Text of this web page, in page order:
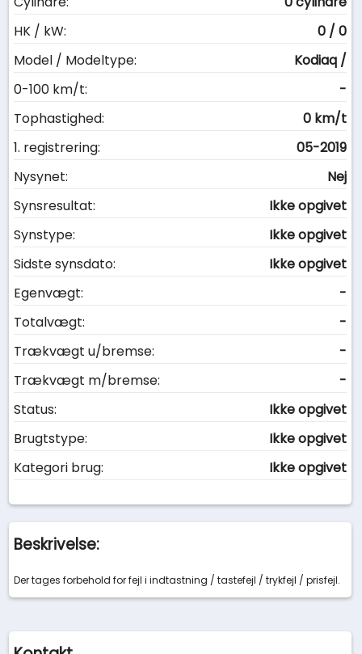
HK / kW:
0 / 0
Model / Modeltype:
Kodiaq /
0-100 km/t:
-
Tophastighed:
0 km/t
1. registrering:
05-2019
Nysynet:
Nej
Synsresultat:
Ikke opgivet
Synstype:
Ikke opgivet
Sidste synsdato:
Ikke opgivet
Egenvægt:
-
Totalvægt:
-
Trækvægt u/bremse:
-
Trækvægt m/bremse:
-
Status:
Ikke opgivet
Brugtstype:
Ikke opgivet
Kategori brug:
Ikke opgivet
Beskrivelse:
Der tages forbehold for fejl i indtastning / tastefejl / trykfejl / prisfejl.